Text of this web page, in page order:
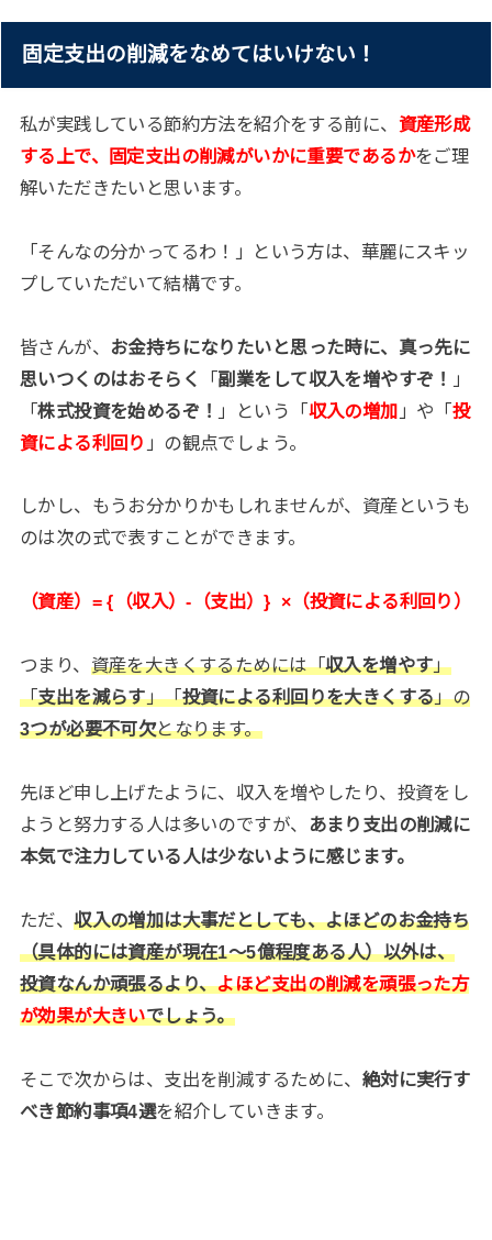
固定支出の削減をなめてはいけない！
私が実践している節約方法を紹介をする前に、 資産形成
する上で、固定支出の削減がいかに重要であるかをご理
解いただきたいと思います。
「そんなの分かってるわ！」という方は、華麗にスキッ
プしていただいて結構です。
皆さんが、
お金持ちになりたいと思った時に、真っ先に
思いつくのはおそらく
「副業をして収入を増やすぞ！
」
「株式投資を始めるぞ！ 」という「収入の増加 」や「投
資による利回り 」の観点でしょう。
しかし、もうお分かりかもしれませんが、資産というも
のは次の式で表すことができます。
（資産）= {（収入）-（支出）} ×（投資による利回り）
つまり、 資産を大きくするためには「収入を増やす」
「支出を減らす」「投資による利回りを大きくする」の
3つが必要不可欠となります。
先ほど申し上げたように、収入を増やしたり、投資をし
ようと努力する人は多いのですが、 あまり支出の削減に
本気で注力している人は少ないように感じます。
ただ、収入の増加は大事だとしても、よほどのお金持ち
（具体的には資産が現在1〜5億程度ある人）以外は、
投資なんか頑張るより、よほど支出の削減を頑張った方
が効果が大きいでしょう。
そこで次からは、支出を削減するために、 絶対に実行す
べき節約事項4選を紹介していきます。